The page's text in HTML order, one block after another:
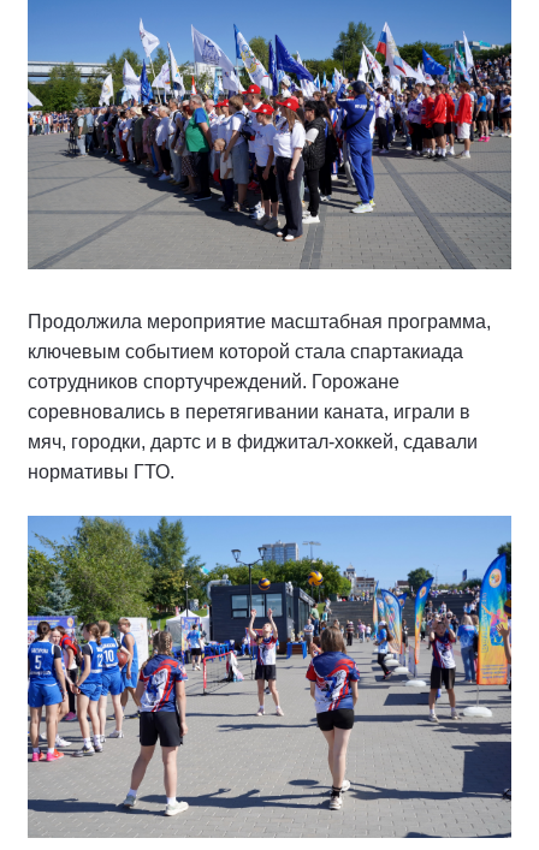
Продолжила мероприятие масштабная программа,
ключевым событием которой стала спартакиада
сотрудников спортучреждений. Горожане
соревновались в перетягивании каната, играли в
мяч, городки, дартс и в фиджитал-хоккей, сдавали
нормативы ГТО.